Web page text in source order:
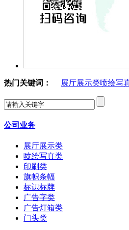
热门关键词： 展厅展示类喷绘写
公司业务
展厅展示类
喷绘写真类
印刷类
旗帜条幅
标识标牌
广告字类
广告灯箱类
门头类